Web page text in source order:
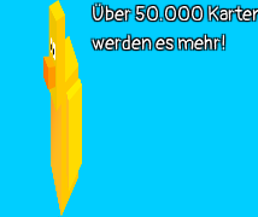
Über 50.000
werden es mehr!